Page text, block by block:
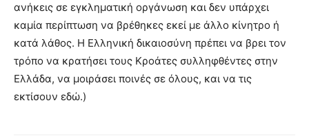
ανήκεις σε εγκληματική οργάνωση και δεν υπάρχει
καμία περίπτωση να βρέθηκες εκεί με άλλο κίνητρο ή
κατά λάθος. Η Ελληνική δικαιοσύνη πρέπει να βρει τον
τρόπο να κρατήσει τους Κροάτες συλληφθέντες στην
Ελλάδα, να μοιράσει ποινές σε όλους, και να τις
εκτίσουν εδώ.)